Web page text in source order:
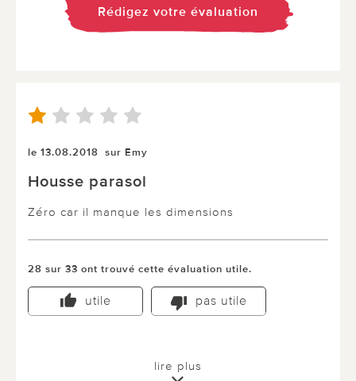
Rédigez votre évaluation
le 13.08.2018 sur Emy
Housse parasol
Zéro car il manque les dimensions
28 sur 33 ont trouvé cette évaluation utile.
utile pas utile
lire plus